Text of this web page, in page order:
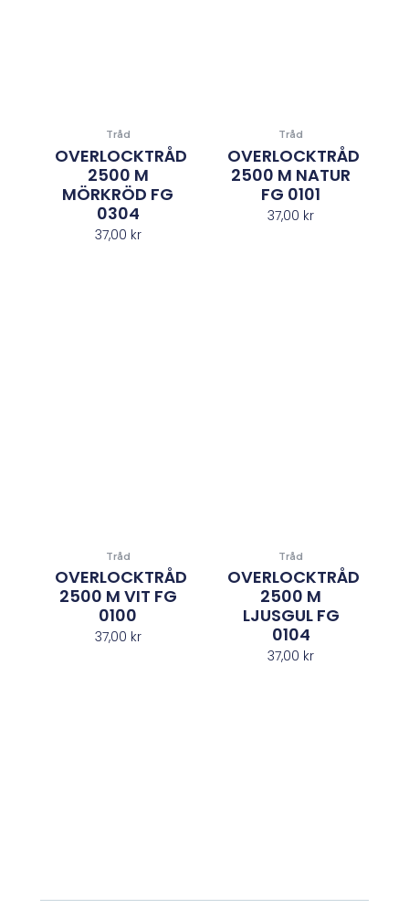
Tråd
OVERLOCKTRÅD
2500 M
MÖRKRÖD FG
0304
37,00 kr
Tråd
OVERLOCKTRÅD
2500 M NATUR
FG 0101
37,00 kr
Tråd
OVERLOCKTRÅD
2500 M VIT FG
0100
37,00 kr
Tråd
OVERLOCKTRÅD
2500 M
LJUSGUL FG
0104
37,00 kr